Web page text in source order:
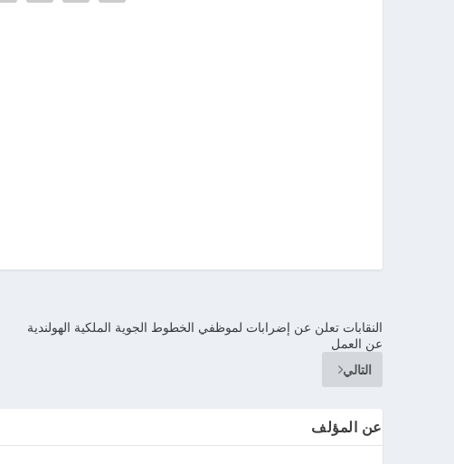
النقابات تعلن عن إضرابات لموظفي الخطوط الجوية الملكية الهولندية
عن العمل
التالي
عن المؤلف